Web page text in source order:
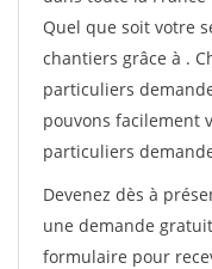
Quel que soit votre
chantiers grâce à .
particuliers
pouvons facilement
particuliers
Devenez dès à
une demande
formulaire pour